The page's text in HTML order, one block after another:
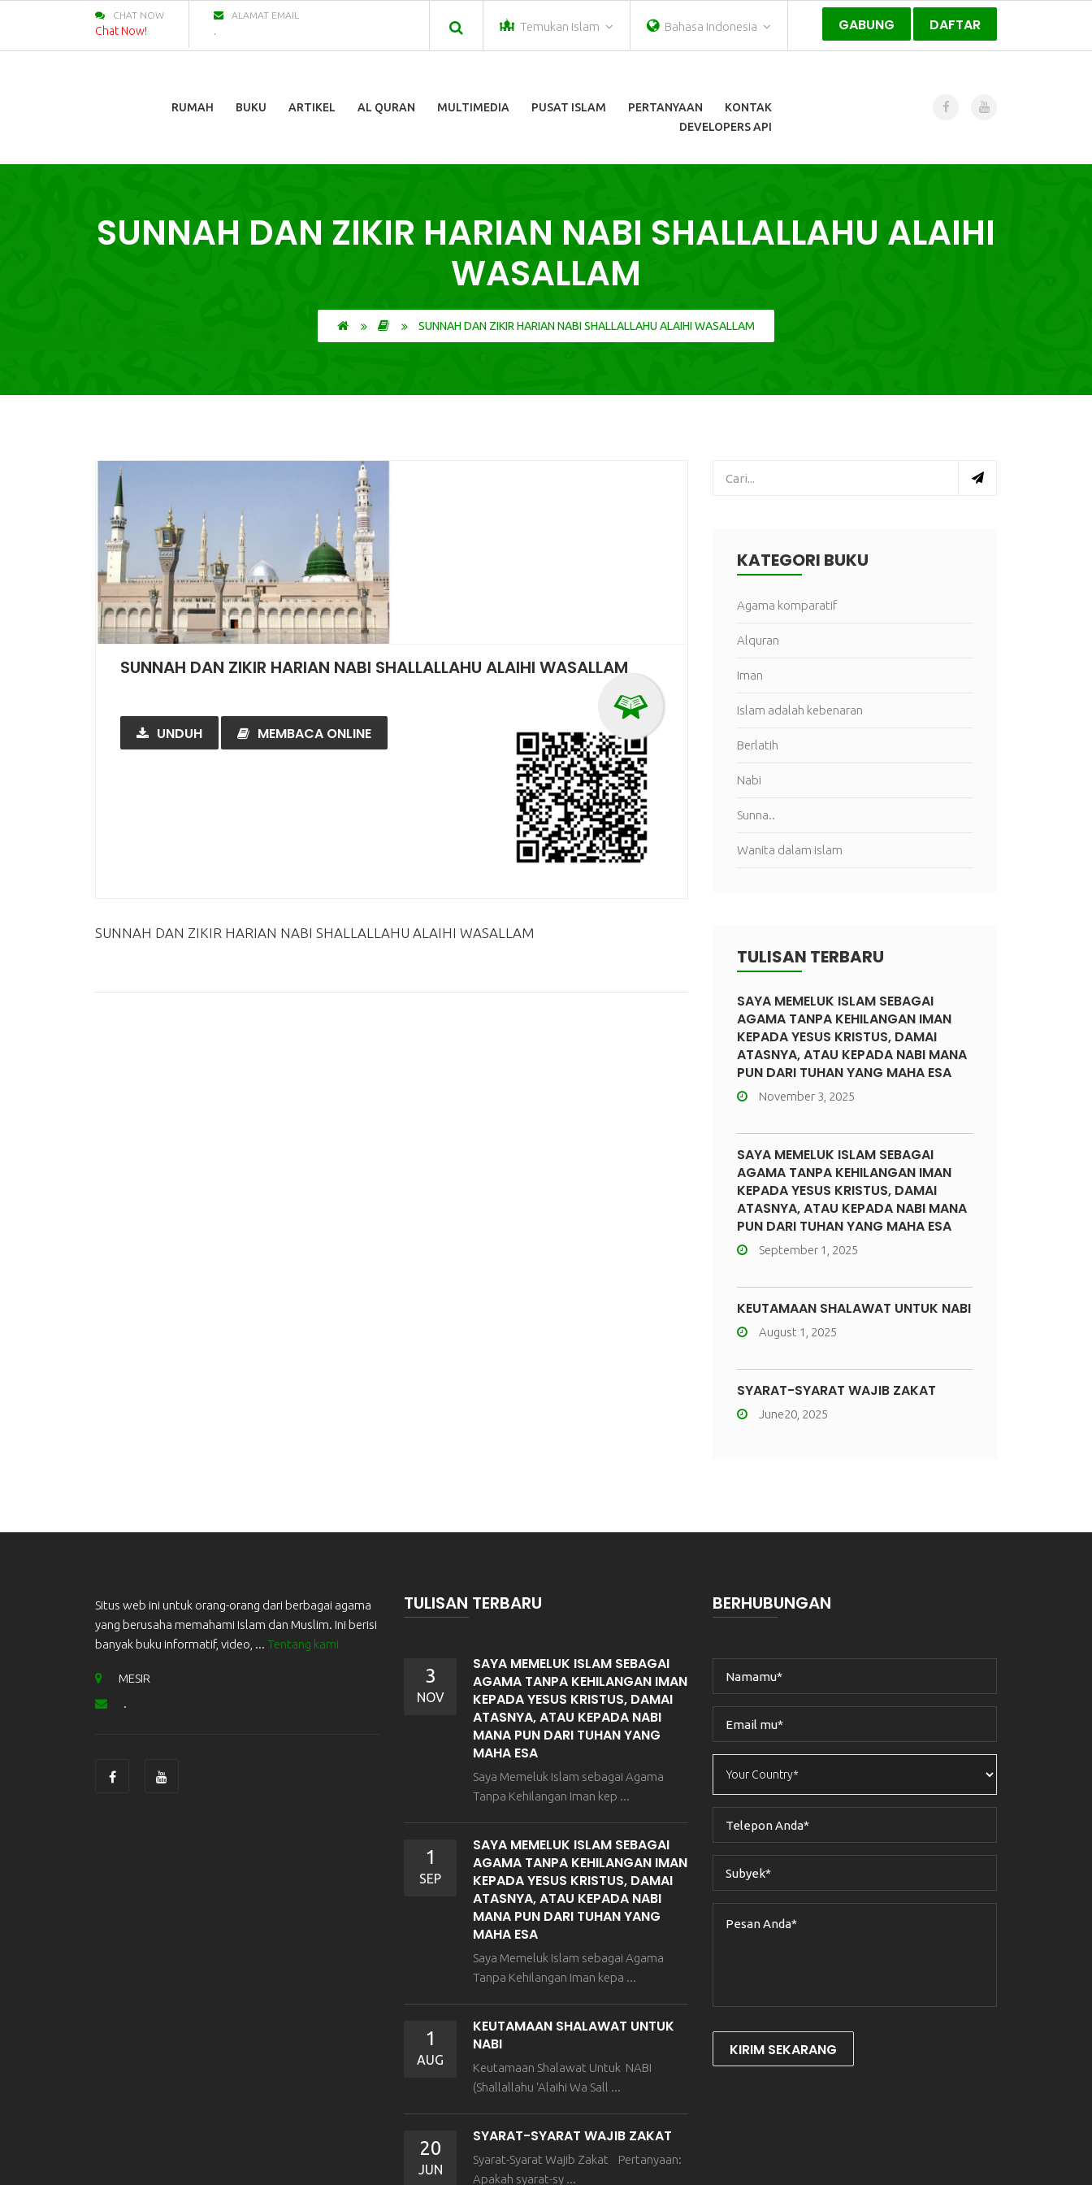
CHAT NOW
Chat Now!
ALAMAT EMAIL
. Temukan Islam Bahasa Indonesia GABUNG DAFTAR
RUMAH BUKU ARTIKEL AL QURAN MULTIMEDIA PUSAT ISLAM PERTANYAAN
KONTAK
DEVELOPERS API
SUNNAH DAN ZIKIR HARIAN NABI SHALLALLAHU ALAIHI
WASALLAM
SUNNAH DAN ZIKIR HARIAN NABI SHALLALLAHU ALAIHI WASALLAM
SUNNAH DAN ZIKIR HARIAN NABI SHALLALLAHU ALAIHI WASALLAM
UNDUH MEMBACA ONLINE
SUNNAH DAN ZIKIR HARIAN NABI SHALLALLAHU ALAIHI WASALLAM
KATEGORI BUKU
Agama komparatif
Alquran
Iman
Islam adalah kebenaran
Berlatih
Nabi
Sunna..
Wanita dalam islam
TULISAN TERBARU
SAYA MEMELUK ISLAM SEBAGAI
AGAMA TANPA KEHILANGAN IMAN
KEPADA YESUS KRISTUS, DAMAI
ATASNYA, ATAU KEPADA NABI MANA
PUN DARI TUHAN YANG MAHA ESA
November 3, 2025
SAYA MEMELUK ISLAM SEBAGAI
AGAMA TANPA KEHILANGAN IMAN
KEPADA YESUS KRISTUS, DAMAI
ATASNYA, ATAU KEPADA NABI MANA
PUN DARI TUHAN YANG MAHA ESA
September 1, 2025
KEUTAMAAN SHALAWAT UNTUK NABI
August 1, 2025
SYARAT-SYARAT WAJIB ZAKAT
June20, 2025
Situs web ini untuk orang-orang dari berbagai agama
yang berusaha memahami Islam dan Muslim. Ini berisi
banyak buku informatif, video, ... Tentang kami
MESIR
.
TULISAN TERBARU
3
NOV
SAYA MEMELUK ISLAM SEBAGAI
AGAMA TANPA KEHILANGAN IMAN
KEPADA YESUS KRISTUS, DAMAI
ATASNYA, ATAU KEPADA NABI
MANA PUN DARI TUHAN YANG
MAHA ESA
Saya Memeluk Islam sebagai Agama
Tanpa Kehilangan Iman kep ...
1
SEP
SAYA MEMELUK ISLAM SEBAGAI
AGAMA TANPA KEHILANGAN IMAN
KEPADA YESUS KRISTUS, DAMAI
ATASNYA, ATAU KEPADA NABI
MANA PUN DARI TUHAN YANG
MAHA ESA
Saya Memeluk Islam sebagai Agama
Tanpa Kehilangan Iman kepa ...
1
AUG
KEUTAMAAN SHALAWAT UNTUK
NABI
Keutamaan Shalawat Untuk NABI
(Shallallahu ‘Alaihi Wa Sall ...
20
JUN
SYARAT-SYARAT WAJIB ZAKAT
Syarat-Syarat Wajib Zakat Pertanyaan:
Apakah syarat-sy ...
BERHUBUNGAN
KIRIM SEKARANG